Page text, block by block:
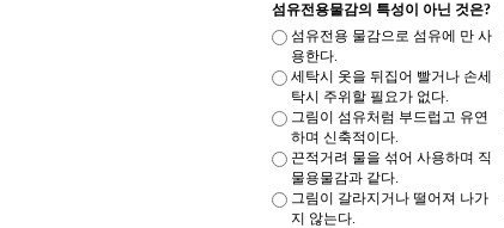
섬유전용물감의 특성이 아닌 것은?
섬유전용 물감으로 섬유에 만 사
용한다.
세탁시 옷을 뒤집어 빨거나 손세
탁시 주위할 필요가 없다.
그림이 섬유처럼 부드럽고 유연
하며 신축적이다.
끈적거려 물을 섞어 사용하며 직
물용물감과 같다.
그림이 갈라지거나 떨어져 나가
지 않는다.